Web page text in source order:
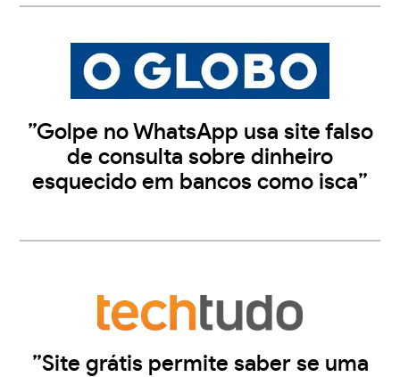
”Golpe no WhatsApp usa site falso
de consulta sobre dinheiro
esquecido em bancos como isca”
”Site grátis permite saber se uma